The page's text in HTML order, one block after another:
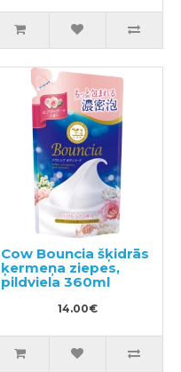
Cow Bouncia šķidrās
ķermeņa ziepes,
pildviela 360ml
14.00€